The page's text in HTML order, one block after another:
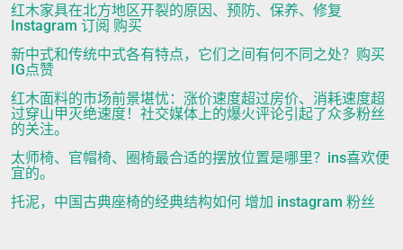
红木家具在北方地区开裂的原因、预防、保养、修复
Instagram 订阅 购买
新中式和传统中式各有特点，它们之间有何不同之处？购买
IG点赞
红木面料的市场前景堪忧：涨价速度超过房价、消耗速度超
过穿山甲灭绝速度！社交媒体上的爆火评论引起了众多粉丝
的关注。
太师椅、官帽椅、圈椅最合适的摆放位置是哪里？ins喜欢便
宜的。
托泥，中国古典座椅的经典结构如何 增加 instagram 粉丝